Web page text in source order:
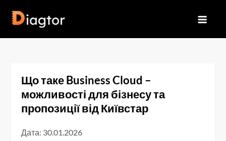
Що таке Business Cloud –
можливості для бізнесу та
пропозиції від Київстар
Дата: 30.01.2026